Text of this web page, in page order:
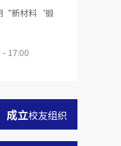
“新材料‘锻
17:00
成立校友组织